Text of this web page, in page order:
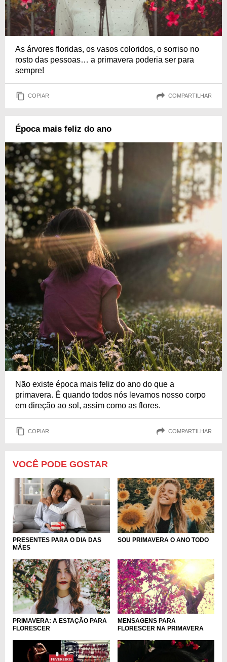
As árvores floridas, os vasos coloridos, o sorriso no
rosto das pessoas… a primavera poderia ser para
sempre!
COPIAR COMPARTILHAR
Época mais feliz do ano
Não existe época mais feliz do ano do que a
primavera. É quando todos nós levamos nosso corpo
em direção ao sol, assim como as flores.
COPIAR COMPARTILHAR
VOCÊ PODE GOSTAR
PRESENTES PARA O DIA DAS
MÃES
SOU PRIMAVERA O ANO TODO
PRIMAVERA: A ESTAÇÃO PARA
FLORESCER
MENSAGENS PARA
FLORESCER NA PRIMAVERA